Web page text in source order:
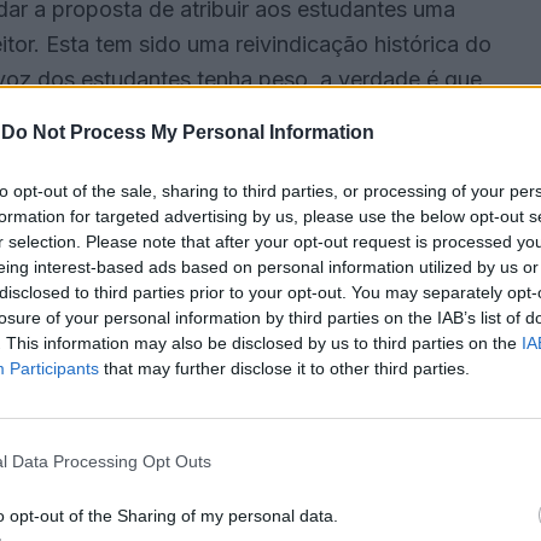
Do Not Process My Personal Information
opt-out of the sale, sharing to third parties, or processing of your
for targeted advertising by us, please use the below opt-out
selection. Please note that after your opt-out request is processed
interest-based ads based on personal information utilized by us
to third parties prior to your opt-out. You may separately
of your personal information by third parties on the IAB’s list of
This information may also be disclosed by us to third parties on the
Participants that may further disclose it to other third parties.
Data Processing Opt Outs
opt-out of the Sharing of my personal data.
a proposta de atribuir aos estudantes uma
Esta tem sido uma reivindicação histórica do
dos estudantes tenha peso, a verdade é que
houvesse estudantes, as universidades
alunos, a minha opinião é agridoce. Por um
sociedade, mas, por outro, não faz sentido
vez que a maioria dos ex-estudantes já não
Talvez uma percentagem mais justa para os
um aumento da percentagem destinada ao
um papel crucial na vida académica. Muitas
com carreiras de 20, 30 ou até 40 anos.
autonomia das Instituições de Ensino Superior
instituição de ensino superior tem